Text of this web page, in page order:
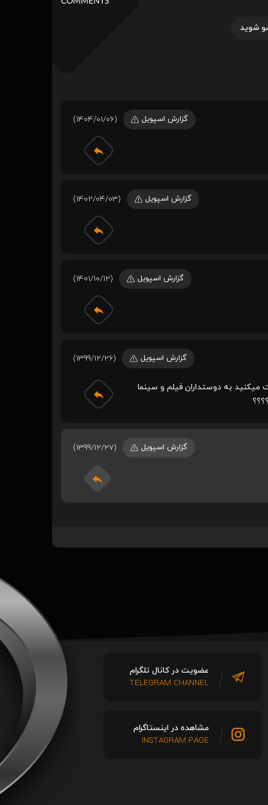
شوید
گزارش اسپویل (1404/01/06)
گزارش اسپویل (1402/04/03)
گزارش اسپویل (1401/10/12)
گزارش اسپویل (1399/12/26)
به دوستداران فیلم و سینما
گزارش اسپویل (1399/12/27)
کریس ایوانز منتشر شد
عضویت در کانال تلگرام
TELEGRAM CHANNEL
مشاهده در اینستاگرام
INSTAGRAM PAGE